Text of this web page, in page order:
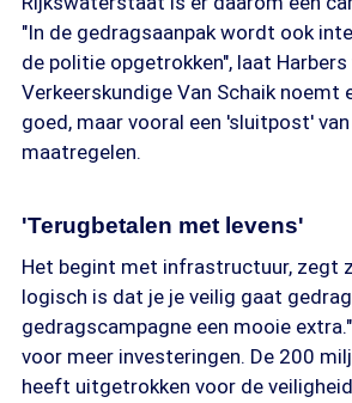
"In de gedragsaanpak wordt ook
de politie opgetrokken", laat
Verkeerskundige Van Schaik noemt
goed, maar vooral een 'sluitpost'
maatregelen.
'Terugbetalen met levens'
Het begint met infrastructuur, zegt
logisch is dat je je veilig gaat
gedragscampagne een mooie
voor meer investeringen. De 200
heeft uitgetrokken voor de